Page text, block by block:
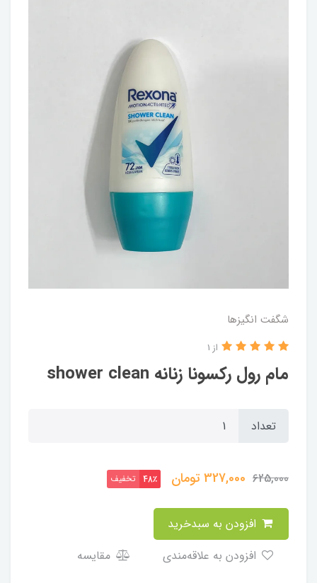
شگفت انگيزها
مام رول ركسونا زنانه shower clean
از 1
تعداد
625,000
327,000تومان 48٪ تخفیف
مقایسه